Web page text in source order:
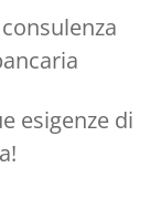
esigenze di